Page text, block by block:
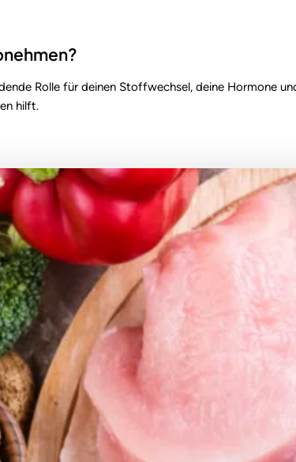
Rolle für deinen Stoffwechsel, deine Hormone
hilft.